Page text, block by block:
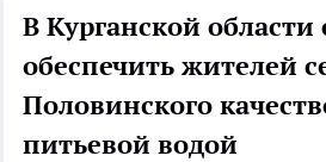
В Курганской области
обеспечить жителей
Половинского
питьевой водой